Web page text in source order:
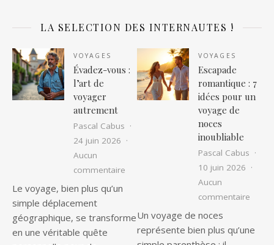
LA SELECTION DES INTERNAUTES !
VOYAGES
Évadez-vous :
l’art de
voyager
autrement
Pascal Cabus
24 juin 2026
Aucun
commentaire sur Évadez-vous : l’art de voyager
Le voyage, bien plus qu’un
simple déplacement
géographique, se transforme
en une véritable quête
VOYAGES
Escapade
romantique : 7
idées pour un
voyage de
noces
inoubliable
Pascal Cabus
10 juin 2026
Aucun
commentaire
Un voyage de noces
représente bien plus qu’une